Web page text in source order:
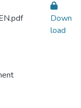
Down
load